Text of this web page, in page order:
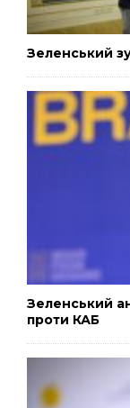
Зеленський
Зеленський
проти КАБ